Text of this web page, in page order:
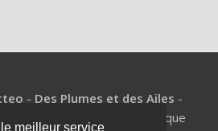
meilleur service
- Des Plumes et des Ailes -
coach de mémoire pour chaque